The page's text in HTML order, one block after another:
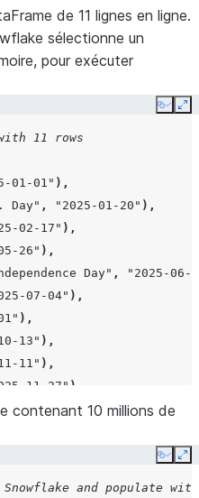
de 11 lignes en ligne.
sélectionne un
pour exécuter
Copy
11 rows
01-01" ),
Day" , "2025-01-20" ),
02-17" ),
26" ),
Day" ,
"2025-06-
07-04" ),
),
13" ),
11" ),
11-27" ),
12-25")
contenant 10 millions de
Copy
and populate